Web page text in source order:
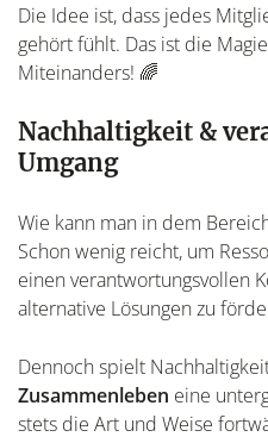
Die Idee ist, dass jedes
gehört fühlt. Das ist die
Miteinanders! 🌈
Nachhaltigkeit &
Umgang
Wie kann man in dem
Schon wenig reicht, um
einen verantwortungsvollen
alternative Lösungen zu
Dennoch spielt
Zusammenleben eine
stets die Art und Weise